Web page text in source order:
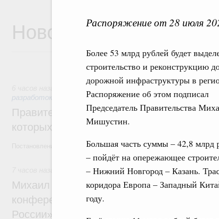
Распоряжение от 28 июля
Более 53 млрд рублей будет
строительство и реконструкцию
дорожной инфраструктуры в
Распоряжение об этом подписал
Председатель Правительства
Мишустин.
Большая часть суммы – 42,8 млрд
– пойдёт на опережающее
– Нижний Новгород – Казань.
коридора Европа – Западный
году.
Новости
Государственная политика в сфере
разработок
Правительство расширило перечень
которых освобождаются от НДФЛ
Постановление от 5 августа 2026 года №978
Отрасль информационных технологий
Михаил Мишустин дал поручения по
конференции «Цифровая индустрия
России»